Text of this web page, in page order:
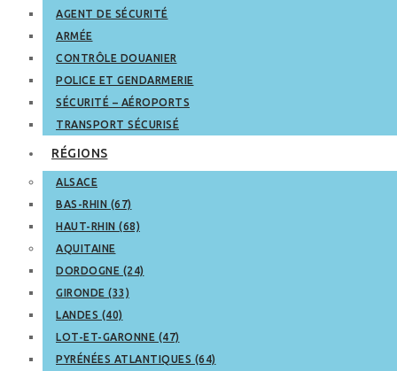
AGENT DE SÉCURITÉ
ARMÉE
CONTRÔLE DOUANIER
POLICE ET GENDARMERIE
SÉCURITÉ – AÉROPORTS
TRANSPORT SÉCURISÉ
RÉGIONS
ALSACE
BAS-RHIN (67)
HAUT-RHIN (68)
AQUITAINE
DORDOGNE (24)
GIRONDE (33)
LANDES (40)
LOT-ET-GARONNE (47)
PYRÉNÉES ATLANTIQUES (64)